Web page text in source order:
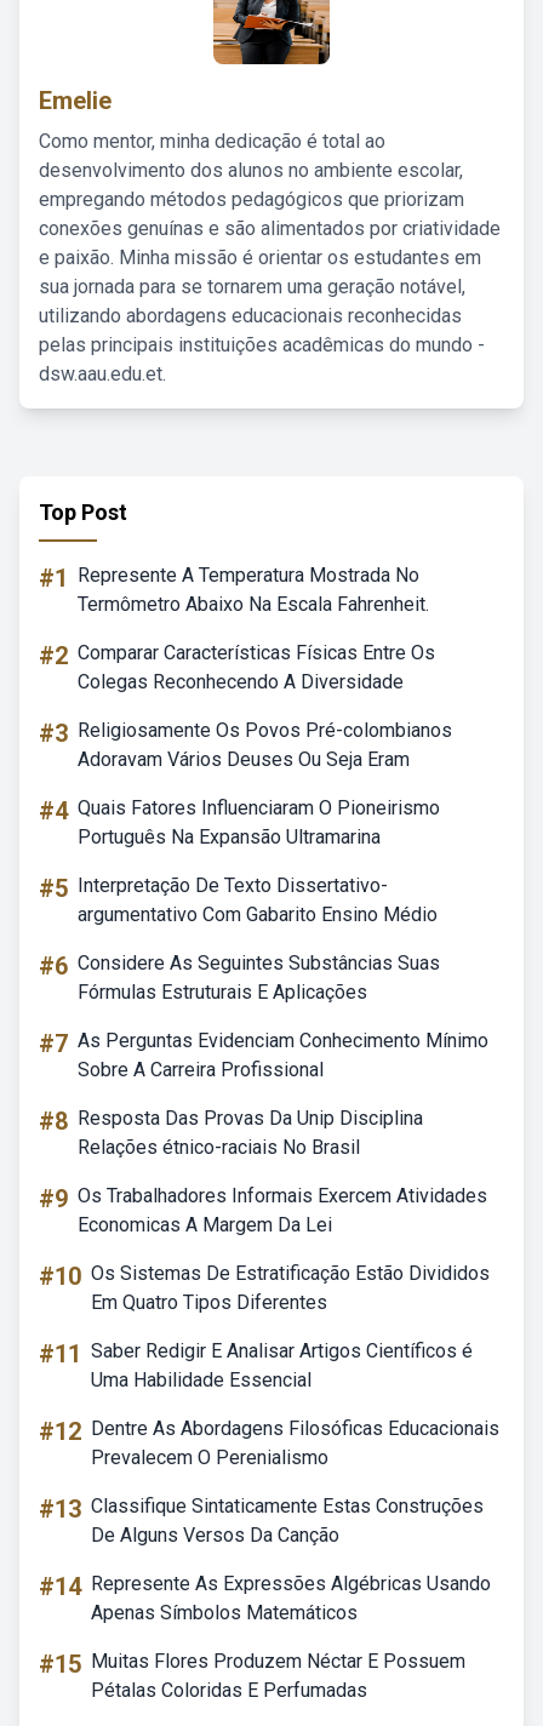
Emelie
Como mentor, minha dedicação é total ao
desenvolvimento dos alunos no ambiente escolar,
empregando métodos pedagógicos que priorizam
conexões genuínas e são alimentados por criatividade
e paixão. Minha missão é orientar os estudantes em
sua jornada para se tornarem uma geração notável,
utilizando abordagens educacionais reconhecidas
pelas principais instituições acadêmicas do mundo -
dsw.aau.edu.et.
Top Post
#1
Represente A Temperatura Mostrada No
Termômetro Abaixo Na Escala Fahrenheit.
#2 Comparar Características Físicas Entre Os
Colegas Reconhecendo A Diversidade
#3 Religiosamente Os Povos Pré-colombianos
Adoravam Vários Deuses Ou Seja Eram
#4 Quais Fatores Influenciaram O Pioneirismo
Português Na Expansão Ultramarina
#5 Interpretação De Texto Dissertativo-
argumentativo Com Gabarito Ensino Médio
#6 Considere As Seguintes Substâncias Suas
Fórmulas Estruturais E Aplicações
#7 As Perguntas Evidenciam Conhecimento Mínimo
Sobre A Carreira Profissional
#8 Resposta Das Provas Da Unip Disciplina
Relações étnico-raciais No Brasil
#9 Os Trabalhadores Informais Exercem Atividades
Economicas A Margem Da Lei
#10 Os Sistemas De Estratificação Estão Divididos
Em Quatro Tipos Diferentes
#11 Saber Redigir E Analisar Artigos Científicos é
Uma Habilidade Essencial
#12 Dentre As Abordagens Filosóficas Educacionais
Prevalecem O Perenialismo
#13 Classifique Sintaticamente Estas Construções
De Alguns Versos Da Canção
#14 Represente As Expressões Algébricas Usando
Apenas Símbolos Matemáticos
#15 Muitas Flores Produzem Néctar E Possuem
Pétalas Coloridas E Perfumadas